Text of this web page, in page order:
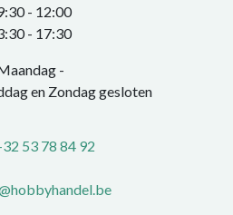
- 12:00
- 17:30​
-
en Zondag gesloten
53 78 84 92